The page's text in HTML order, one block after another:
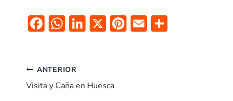
F
b
o
W
s
A
Li
dI
X Pi E
ANTERIOR
Visita y Caña en Huesca